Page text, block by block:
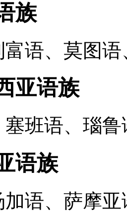
族
语、莫图
亚语族
班语、瑙
语族
语、萨摩